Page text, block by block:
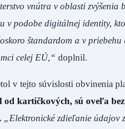
vnútra v oblasti zvýšenia
v podobe digitálnej identity,
štandardom a v
celej EÚ,“ doplnil.
v tejto súvislosti obvinenia
od kartičkových, sú oveľa
„Elektronické zdieľanie údajov